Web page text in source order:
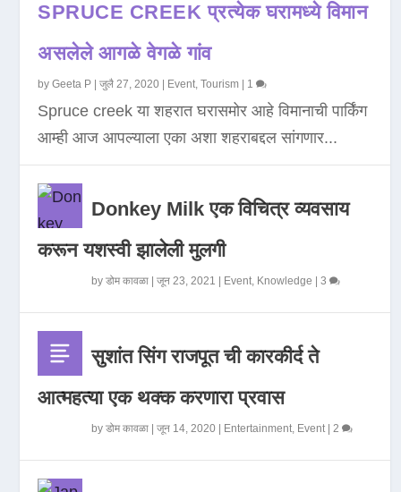
SPRUCE CREEK प्रत्येक घरामध्ये विमान
असलेले आगळे वेगळे गांव
byGeeta P |जुलै 27, 2020 Event,Tourism 1
Spruce creek या शहरात घरासमोर आहे विमानाची पार्किंग
आम्ही आज आपल्याला एका अशा शहराबद्दल सांगणार...
Donkey Milk एक विचित्र व्यवसाय
करून यशस्वी झालेली मुलगी
byडोम कावळा |जून 23, 2021 Event, Knowledge |3
सुशांत सिंग राजपूत ची कारकीर्द ते
आत्महत्या एक थक्क करणारा प्रवास
byडोम कावळा |जून 14, 2020 Entertainment, Event|2